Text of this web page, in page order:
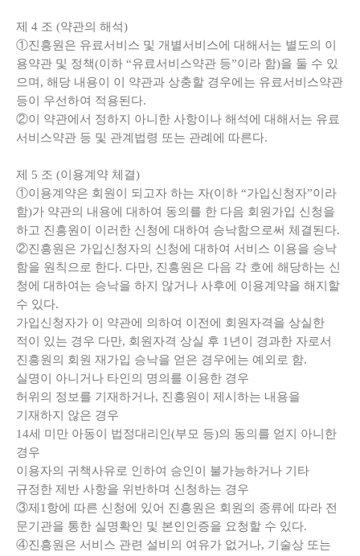
제 4 조 (약관의 해석)
①진흥원은 유료서비스 및 개별서비스에 대해서는 별도의 이
용약관 및 정책(이하 “유료서비스약관 등”이라 함)을 둘 수 있
으며, 해당 내용이 이 약관과 상충할 경우에는 유료서비스약관
등이 우선하여 적용된다.
②이 약관에서 정하지 아니한 사항이나 해석에 대해서는 유료
서비스약관 등 및 관계법령 또는 관례에 따른다.
제 5 조 (이용계약 체결)
①이용계약은 회원이 되고자 하는 자(이하 “가입신청자”이라
함)가 약관의 내용에 대하여 동의를 한 다음 회원가입 신청을
하고 진흥원이 이러한 신청에 대하여 승낙함으로써 체결된다.
②진흥원은 가입신청자의 신청에 대하여 서비스 이용을 승낙
함을 원칙으로 한다. 다만, 진흥원은 다음 각 호에 해당하는 신
청에 대하여는 승낙을 하지 않거나 사후에 이용계약을 해지할
수 있다.
가입신청자가 이 약관에 의하여 이전에 회원자격을 상실한
적이 있는 경우 다만, 회원자격 상실 후 1년이 경과한 자로서
진흥원의 회원 재가입 승낙을 얻은 경우에는 예외로 함.
실명이 아니거나 타인의 명의를 이용한 경우
허위의 정보를 기재하거나, 진흥원이 제시하는 내용을
기재하지 않은 경우
14세 미만 아동이 법정대리인(부모 등)의 동의를 얻지 아니한
경우
이용자의 귀책사유로 인하여 승인이 불가능하거나 기타
규정한 제반 사항을 위반하며 신청하는 경우
③제1항에 따른 신청에 있어 진흥원은 회원의 종류에 따라 전
문기관을 통한 실명확인 및 본인인증을 요청할 수 있다.
④진흥원은 서비스 관련 설비의 여유가 없거나, 기술상 또는